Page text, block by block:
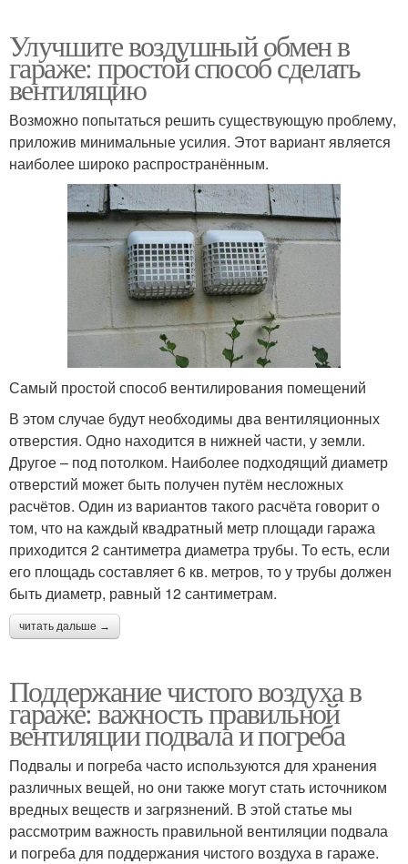
Улучшите воздушный обмен в
гараже: простой способ сделать
вентиляцию
Возможно попытаться решить существующую проблему,
приложив минимальные усилия. Этот вариант является
наиболее широко распространённым.
Самый простой способ вентилирования помещений
В этом случае будут необходимы два вентиляционных
отверстия. Одно находится в нижней части, у земли.
Другое – под потолком. Наиболее подходящий диаметр
отверстий может быть получен путём несложных
расчётов. Один из вариантов такого расчёта говорит о
том, что на каждый квадратный метр площади гаража
приходится 2 сантиметра диаметра трубы. То есть, если
его площадь составляет 6 кв. метров, то у трубы должен
быть диаметр, равный 12 сантиметрам.
читать дальше →
Поддержание чистого воздуха в
гараже: важность правильной
вентиляции подвала и погреба
Подвалы и погреба часто используются для хранения
различных вещей, но они также могут стать источником
вредных веществ и загрязнений. В этой статье мы
рассмотрим важность правильной вентиляции подвала
и погреба для поддержания чистого воздуха в гараже.